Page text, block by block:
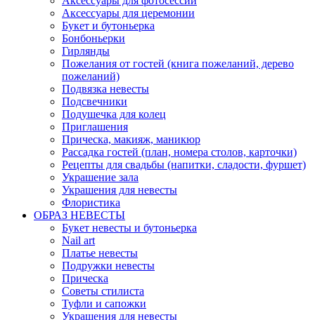
Аксессуары для церемонии
Букет и бутоньерка
Бонбоньерки
Гирлянды
Пожелания от гостей (книга пожеланий, дерево
пожеланий)
Подвязка невесты
Подсвечники
Подушечка для колец
Приглашения
Прическа, макияж, маникюр
Рассадка гостей (план, номера столов, карточки)
Рецепты для свадьбы (напитки, сладости, фуршет)
Украшение зала
Украшения для невесты
Флористика
ОБРАЗ НЕВЕСТЫ
Букет невесты и бутоньерка
Nail art
Платье невесты
Подружки невесты
Прическа
Советы стилиста
Туфли и сапожки
Украшения для невесты